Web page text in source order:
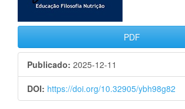
PDF
Publicado: 2025-12-11
DOI: https://doi.org/10.32905/ybh98g82